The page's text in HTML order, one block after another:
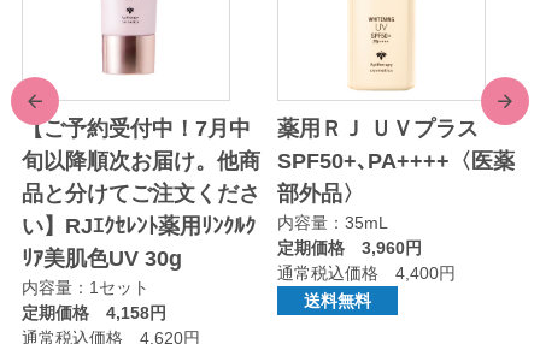
前
【ご予約受付中！7月中
旬以降順次お届け。他商
品と分けてご注文くださ
い】RJｴｸｾﾚﾝﾄ薬用ﾘﾝｸﾙｸ
ﾘｱ美肌色UV 30g
内容量：1セット
定期価格 4,158円
通常税込価格 4,620円
薬用ＲＪ ＵＶプラス
SPF50+､PA++++〈医薬
部外品〉
内容量：35mL
定期価格 3,960円
通常税込価格 4,400円
送料無料
次